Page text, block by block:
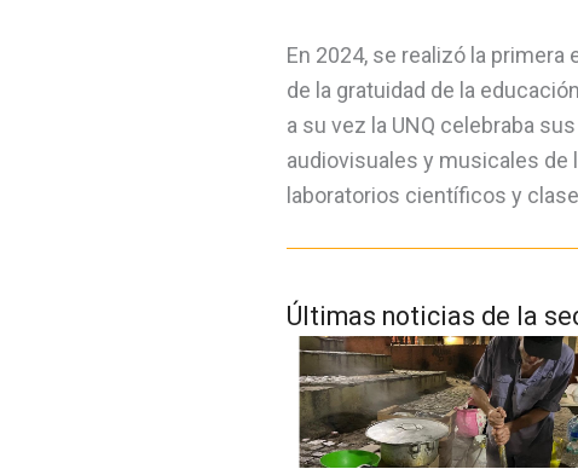
En 2024, se realizó la primera
de la gratuidad de la
a su vez la UNQ celebraba
audiovisuales y musicales
laboratorios científicos y
Últimas noticias de la